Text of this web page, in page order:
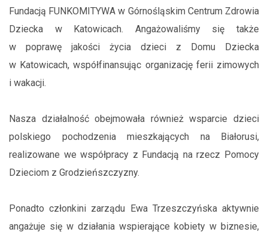
Fundacją FUNKOMITYWA w Górnośląskim Centrum Zdrowia
Dziecka w Katowicach. Angażowaliśmy się także
w poprawę jakości życia dzieci z Domu Dziecka
w Katowicach, współfinansując organizację ferii zimowych
i wakacji.
Nasza działalność obejmowała również wsparcie dzieci
polskiego pochodzenia mieszkających na Białorusi,
realizowane we współpracy z Fundacją na rzecz Pomocy
Dzieciom z Grodzieńszczyzny.
Ponadto członkini zarządu Ewa Trzeszczyńska aktywnie
angażuje się w działania wspierające kobiety w biznesie,